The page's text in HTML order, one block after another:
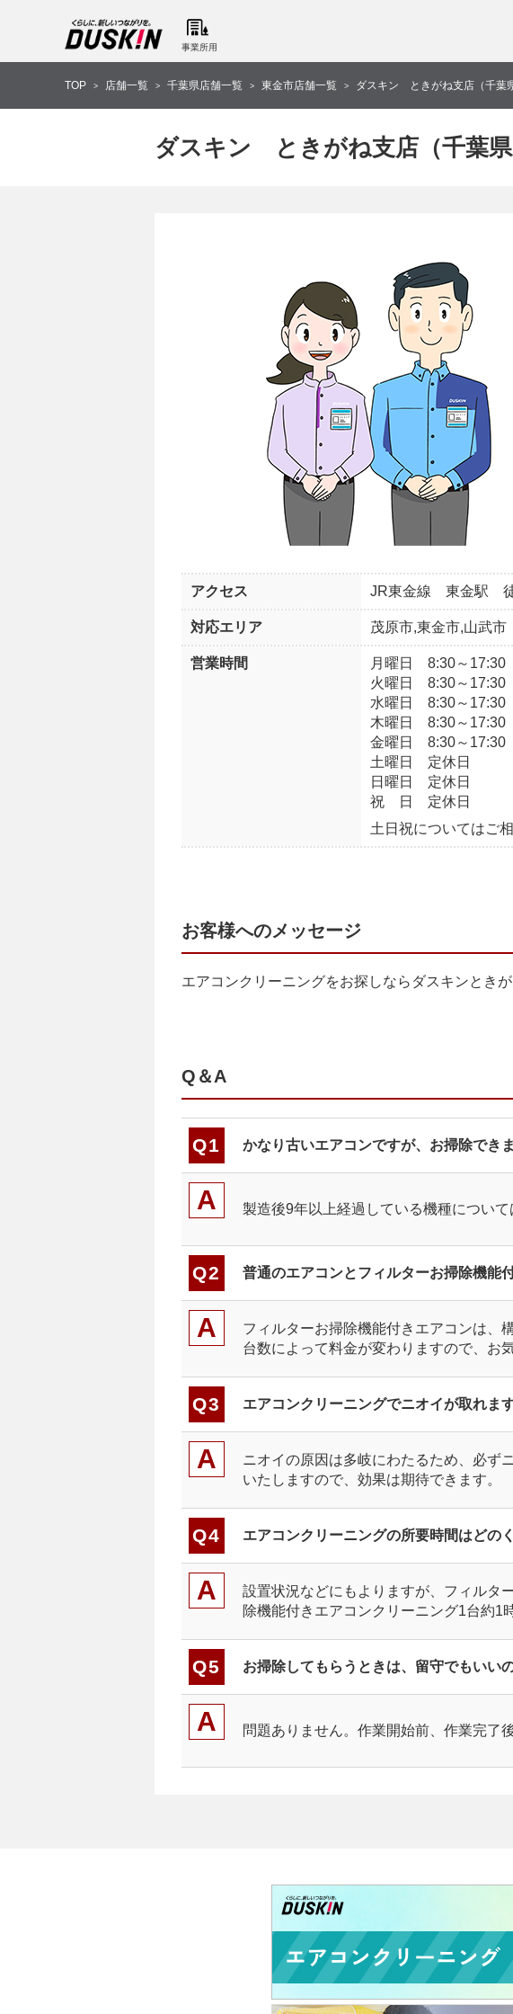
事業所用
TOP > 店舗一覧 > 千葉県店舗一覧 > 東金市店舗一覧 > ダスキン ときがね支店（千葉
ダスキン ときがね支店（千葉県
アクセス JR東金線 東金駅
対応エリア 茂原市,東金市,山武市
営業時間
月曜日 8:30～17:30
火曜日 8:30～17:30
水曜日 8:30～17:30
木曜日 8:30～17:30
金曜日 8:30～17:30
土曜日 定休日
日曜日 定休日
祝 日 定休日
土日祝についてはご
お客様へのメッセージ
エアコンクリーニングをお探しならダスキンとき
Q＆A
かなり古いエアコンですが、お掃除でき
製造後9年以上経過している機種につい
普通のエアコンとフィルターお掃除機能
フィルターお掃除機能付きエアコンは、
台数によって料金が変わりますので、お
エアコンクリーニングでニオイが取れま
ニオイの原因は多岐にわたるため、必ず
いたしますので、効果は期待できます。
エアコンクリーニングの所要時間はどの
設置状況などにもよりますが、フィルタ
除機能付きエアコンクリーニング1台約1
お掃除してもらうときは、留守でもいい
問題ありません。作業開始前、作業完了